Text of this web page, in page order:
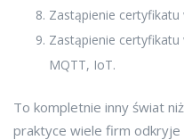
Zastąpienie
Zastąpienie
MQTT, IoT.
To kompletnie inny świat
praktyce wiele firm